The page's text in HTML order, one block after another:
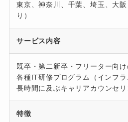
東京、神奈川、千葉、埼玉、大
り）
サービス内容
既卒・第二新卒・フリーター向
各種IT研修プログラム（インフラ
長時間に及ぶキャリアカウンセ
特徴